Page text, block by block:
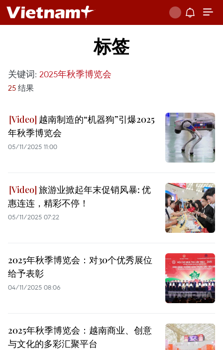
标签
关键词: 2025年秋季博览会
25 结果
越南制造的“机器狗”引爆2025
年秋季博览会
05/11/2025 11:00
旅游业掀起年末促销风暴: 优
惠连连，精彩不停！
05/11/2025 07:22
2025年秋季博览会：对30个优秀展位
给予表彰
04/11/2025 08:06
2025年秋季博览会：越南商业、创意
与文化的多彩汇聚平台